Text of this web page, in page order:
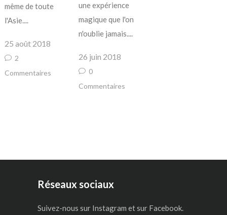
même de toute
l'Asie....
25 août 2018
2
Commentaires
une expérience
magique que l'on
n'oublie jamais....
26 juin 2018
0
Commentaires
Réseaux sociaux
Suivez-nous sur Instagram et sur Facebook.